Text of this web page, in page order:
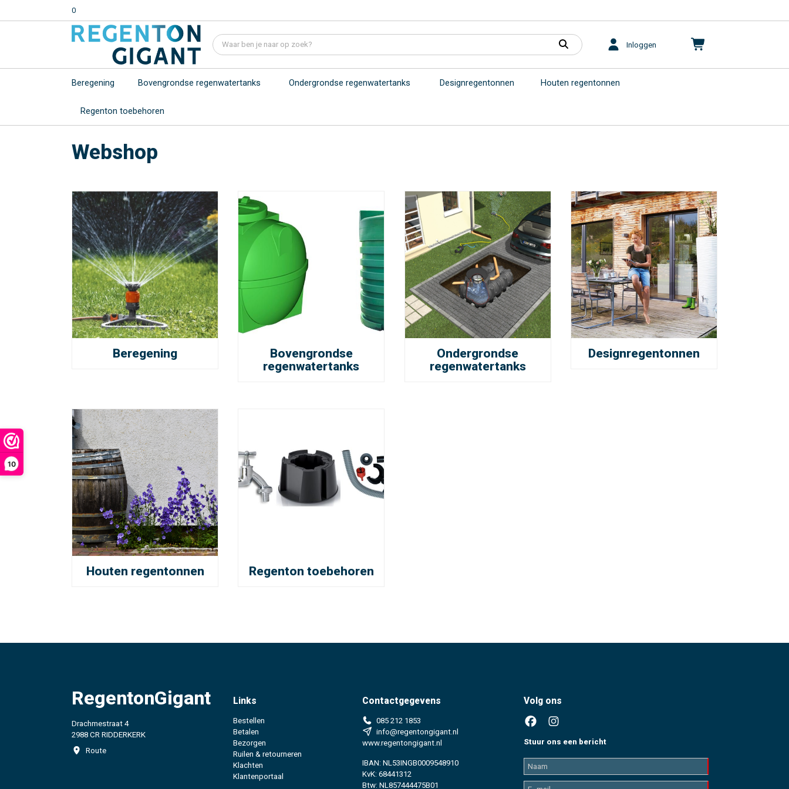
10
0
Inloggen
Beregening Bovengrondse regenwatertanks Ondergrondse regenwatertanks Designregentonnen Houten regentonnen
Regenton toebehoren
Webshop
Beregening
Bovengrondse
regenwatertanks
Ondergrondse
regenwatertanks
Designregentonnen
Houten regentonnen Regenton toebehoren
RegentonGigant
Drachmestraat 4
2988 CR RIDDERKERK
Route
Links
Bestellen
Betalen
Bezorgen
Ruilen & retourneren
Klachten
Klantenportaal
Contactgegevens
085 212 1853
info@regentongigant.nl
www.regentongigant.nl
IBAN: NL53INGB0009548910
KvK: 68441312
Btw: NL857444475B01
Volg ons
Stuur ons een bericht